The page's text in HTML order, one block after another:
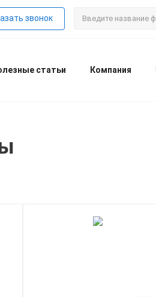
звонок
статьи Компания